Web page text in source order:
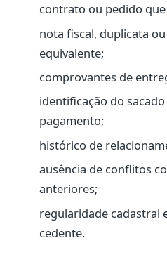
contrato ou pedido
nota fiscal, duplicata
equivalente;
comprovantes de
identificação do
pagamento;
histórico de
ausência de conflitos
anteriores;
regularidade cadastral
cedente.